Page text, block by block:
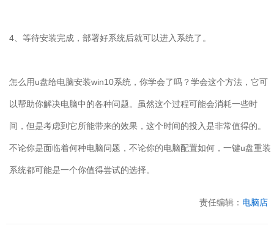
4、等待安装完成，部署好系统后就可以进入系统了。
怎么用u盘给电脑安装win10系统，你学会了吗？学会这个方法，它可
以帮助你解决电脑中的各种问题。虽然这个过程可能会消耗一些时
间，但是考虑到它所能带来的效果，这个时间的投入是非常值得的。
不论你是面临着何种电脑问题，不论你的电脑配置如何，一键u盘重装
系统都可能是一个你值得尝试的选择。
责任编辑： 电脑店